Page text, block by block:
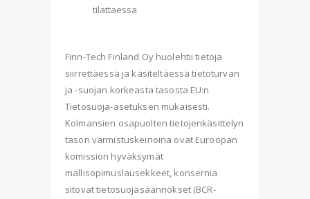
tilattaessa
Finn-Tech Finland Oy huolehtii tietoja
siirrettäessä ja käsiteltäessä tietoturvan
ja -suojan korkeasta tasosta EU:n
Tietosuoja-asetuksen mukaisesti.
Kolmansien osapuolten tietojenkäsittelyn
tason varmistuskeinoina ovat Euroopan
komission hyväksymät
mallisopimuslausekkeet, konsernia
sitovat tietosuojasäännökset (BCR-